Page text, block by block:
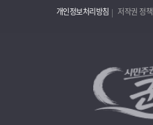
개인정보처리방침 저작권 정책